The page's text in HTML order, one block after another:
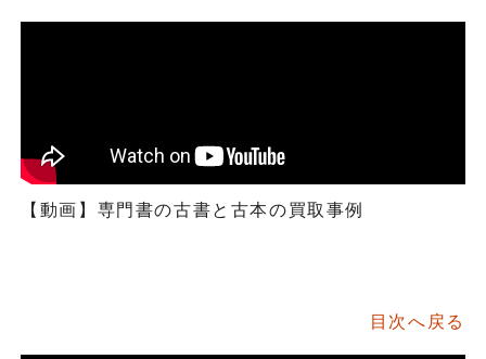
【動画】専門書の古書と古本の買取事例
目次へ戻る